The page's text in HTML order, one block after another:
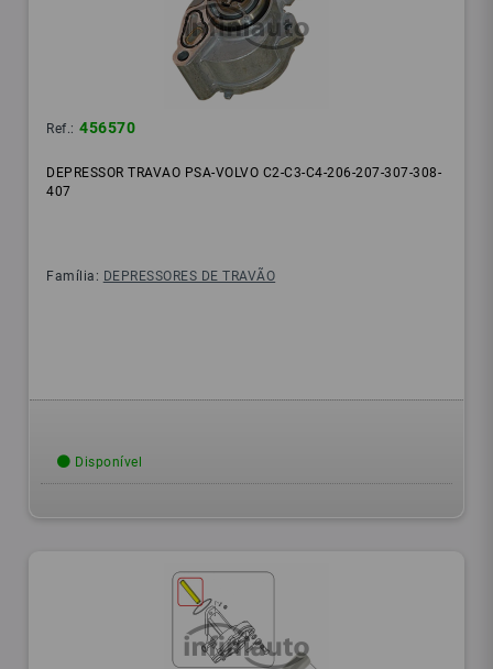
Ref.: 456570
DEPRESSOR TRAVAO PSA-VOLVO C2-C3-C4-206-207-307-308-
407
Família: DEPRESSORES DE TRAVÃO
Disponível